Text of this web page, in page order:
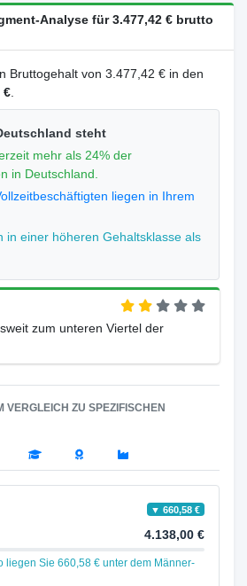
Analyse für 3.477,42 € brutto
Bruttogehalt von 3.477,42 € in den
€.
steht
mehr als 24% der
in Deutschland.
liegen in Ihrem
in einer höheren Gehaltsklasse als
zum unteren Viertel der
VERGLEICH ZU SPEZIFISCHEN
▼ 660,58 €
4.138,00 €
liegen Sie 660,58 € unter dem Männer-